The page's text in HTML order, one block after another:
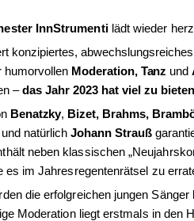
InnStrumenti lädt wieder
konzipiertes,
humorvollen Moderation, Tanz und
n – das Jahr 2023 hat viel zu bi
Benatzky, Bizet, Brahms,
und natürlich Johann Strauß garanti
neben klassischen
es im Jahresregentenrätsel zu
die erfolgreichen jungen Sänger
Moderation liegt erstmals in den